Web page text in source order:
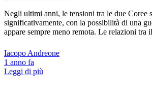
Negli ultimi anni, le tensioni tra le due Coree
significativamente, con la possibilità di una
appare sempre meno remota. Le relazioni tra
Iacopo Andreone
1 anno fa
Leggi di più